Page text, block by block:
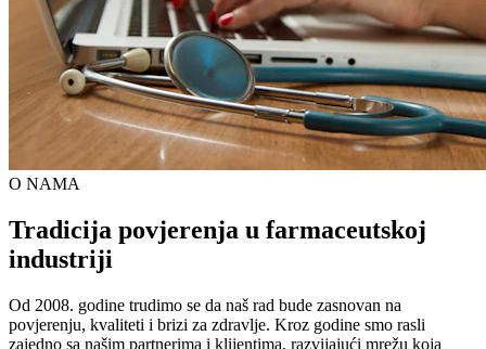
O NAMA
Tradicija povjerenja u farmaceutskoj
industriji
Od 2008. godine trudimo se da naš rad bude zasnovan na
povjerenju, kvaliteti i brizi za zdravlje. Kroz godine smo rasli
zajedno sa našim partnerima i klijentima, razvijajući mrežu koja